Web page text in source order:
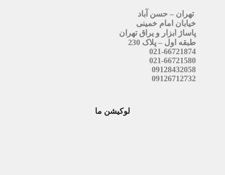
تهران – حسن آباد
خیابان امام خمینی
پاساژ ابزار و یراق تهران
طبقه اول – پلاک 230
021-66721874
021-66721580
09128432058
09126712732
لوکیشن ما